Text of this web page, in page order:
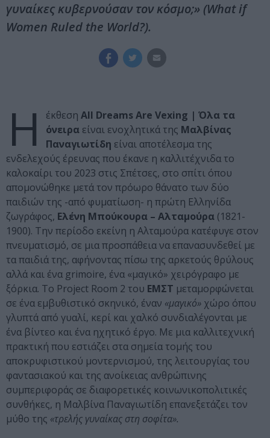
γυναίκες κυβερνούσαν τον κόσμο;» (What if
Women Ruled the World?).
Η έκθεση All Dreams Are Vexing | Όλα τα
όνειρα είναι ενοχλητικά της Μαλβίνας
Παναγιωτίδη είναι αποτέλεσμα της
ενδελεχούς έρευνας που έκανε η καλλιτέχνιδα το
καλοκαίρι του 2023 στις Σπέτσες, στο σπίτι όπου
απομονώθηκε μετά τον πρόωρο θάνατο των δύο
παιδιών της -από φυματίωση- η πρώτη Ελληνίδα
ζωγράφος, Ελένη Μπούκουρα – Αλταμούρα (1821-
1900). Την περίοδο εκείνη η Αλταμούρα κατέφυγε στον
πνευματισμό, σε μια προσπάθεια να επανασυνδεθεί με
τα παιδιά της, αφήνοντας πίσω της αρκετούς θρύλους
αλλά και ένα grimoire, ένα «μαγικό» χειρόγραφο με
ξόρκια. Το Project Room 2 του ΕΜΣΤ μεταμορφώνεται
σε ένα εμβυθιστικό σκηνικό, έναν «μαγικό» χώρο όπου
γλυπτά από γυαλί, κερί και χαλκό συνδιαλέγονται με
ένα βίντεο και ένα ηχητικό έργο. Με μια καλλιτεχνική
πρακτική που εστιάζει στα σημεία τομής του
αποκρυφιστικού μοντερνισμού, της λειτουργίας του
φαντασιακού και της ανοίκειας ανθρώπινης
συμπεριφοράς σε διαφορετικές κοινωνικοπολιτικές
συνθήκες, η Μαλβίνα Παναγιωτίδη επανεξετάζει τον
μύθο της «τρελής γυναίκας στη σοφίτα».